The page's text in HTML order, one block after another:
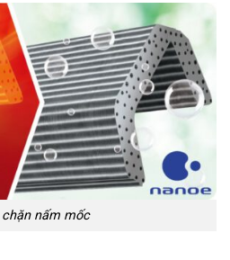
chặn nấm mốc